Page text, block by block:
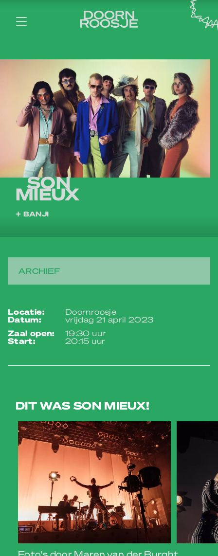
SON
MIEUX
+ BANJI
ARCHIEF
locatie: Doornroosje
datum:
vrijdag 21 april 2023
zaal open:
19:30 uur
start: 20:15 uur
DIT WAS SON MIEUX!